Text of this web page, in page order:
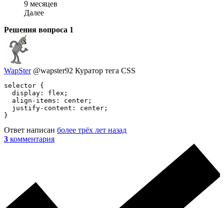
9 месяцев
Далее
Решения вопроса 1
WapSter @wapster92 Куратор тега CSS
selector {
  display: flex;
  align-items: center;
  justify-content: center;
}
Ответ написан более трёх лет назад
3 комментария